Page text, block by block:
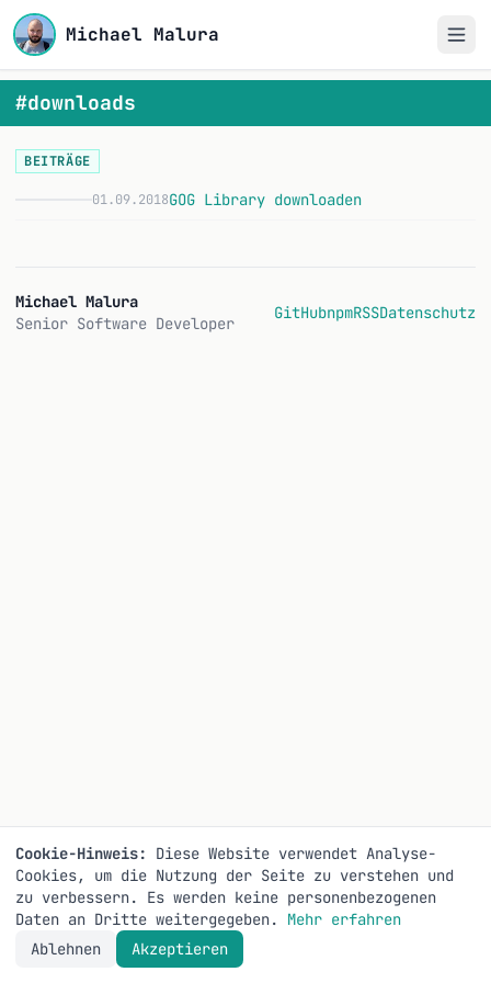
Michael Malura
#downloads
BEITRÄGE
01.09.2018GOG Library downloaden
Michael Malura
Senior Software Developer
GitHubnpmRSSDatenschutz
Cookie-Hinweis:
Diese Website verwendet Analyse-
Cookies, um die Nutzung der Seite zu verstehen und
zu verbessern. Es werden keine personenbezogenen
Daten an Dritte weitergegeben. Mehr erfahren
Ablehnen
Akzeptieren